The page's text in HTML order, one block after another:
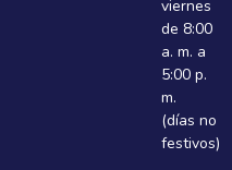
viernes
de 8:00
a. m. a
5:00 p.
m.
(días no
festivos)